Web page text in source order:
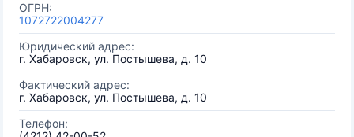
ОГРН:
1072722004277
Юридический адрес:
г. Хабаровск, ул. Постышева, д. 10
Фактический адрес:
г. Хабаровск, ул. Постышева, д. 10
Телефон: